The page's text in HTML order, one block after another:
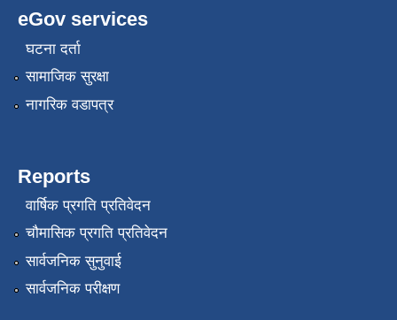
eGov services
घटना दर्ता
सामाजिक सुरक्षा
नागरिक वडापत्र
Reports
वार्षिक प्रगति प्रतिवेदन
चौमासिक प्रगति प्रतिवेदन
सार्वजनिक सुनुवाई
सार्वजनिक परीक्षण